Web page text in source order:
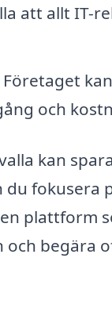
att allt
Företaget
och
kan
fokusera
plattform
och begära